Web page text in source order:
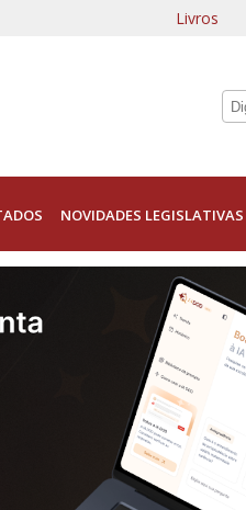
Livros
NOVIDADES LEGISLATIVAS